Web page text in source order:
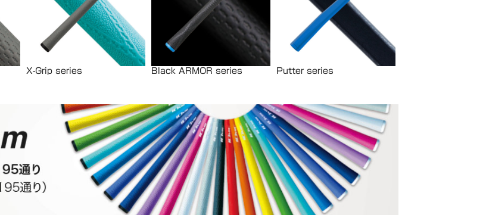
X-Grip series Black ARMOR series Putter series